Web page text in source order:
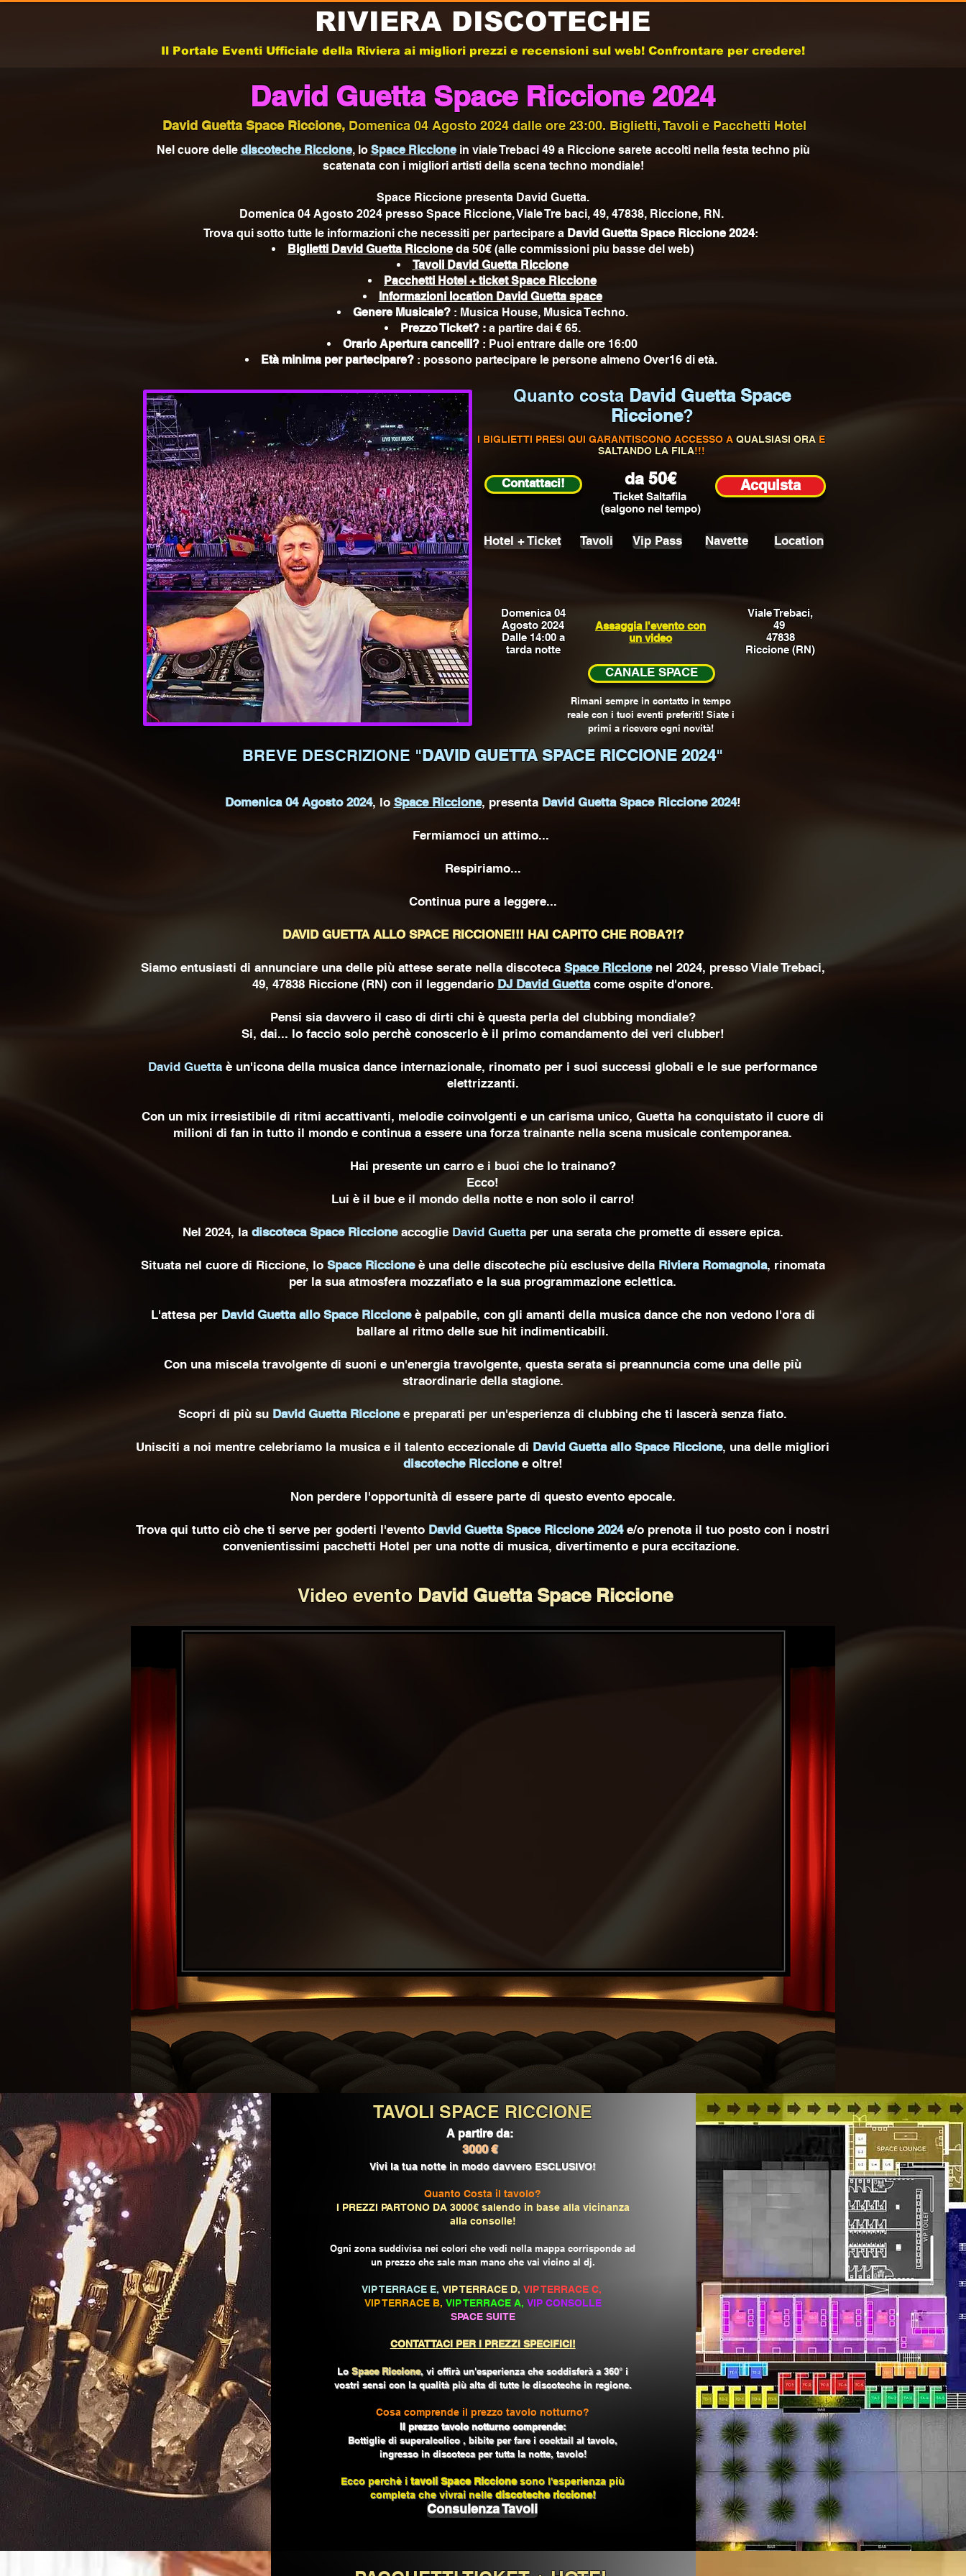
RIVIERA DISCOTECHE
Il Portale Eventi Ufficiale della Riviera ai migliori prezzi e recensioni sul web! Confrontare per credere!
David Guetta Space Riccione 2024
David Guetta Space Riccione, Domenica 04 Agosto 2024 dalle ore 23:00. Biglietti, Tavoli e Pacchetti Hotel
Nel cuore delle discoteche Riccione, lo Space Riccionein viale Trebaci 49 a Riccione sarete accolti nella festa techno più
scatenata con i migliori artisti della scena techno mondiale!
Space Riccione presenta David Guetta.
Domenica 04 Agosto 2024 presso Space Riccione, Viale Tre baci, 49, 47838, Riccione, RN.
Trova qui sotto tutte le informazioni che necessiti per partecipare a David Guetta Space Riccione 2024:
Biglietti David Guetta Riccione da 50€ (alle commissioni piu basse del web)
Tavoli David Guetta Riccione
Pacchetti Hotel + ticket Space Riccione
Informazioni location David Guettaspace
Genere Musicale? : Musica House, Musica Techno.
Prezzo Ticket? :a partire dai € 65.
Orario Apertura cancelli? : Puoi entrare dalle ore 16:00
Età minima per partecipare? : possono partecipare le persone almeno Over16 di età.
Quanto costa David Guetta Space
Riccione?
I BIGLIETTI PRESI QUI GARANTISCONO ACCESSO A QUALSIASI ORA E
SALTANDO LA FILA!!!
Contattaci! da 50€
Ticket Saltafila
(salgono nel tempo)
Acquista
Tavoli
Hotel + Ticket Location
Assaggia l'evento con
un video
Domenica 04
Agosto 2024
Dalle 14:00 a
tarda notte
CANALE SPACE
Rimani sempre in contatto in tempo
reale con i tuoi eventi preferiti! Siate i
primi a ricevere ogni novità!
Viale Trebaci,
49
47838
Riccione (RN)
Vip Pass Navette
BREVE DESCRIZIONE "DAVID GUETTA SPACE RICCIONE 2024"
Domenica 04 Agosto 2024, lo Space Riccione, presenta David Guetta Space Riccione 2024!
Fermiamoci un attimo...
Respiriamo...
Continua pure a leggere...
DAVID GUETTA ALLO SPACE RICCIONE!!! HAI CAPITO CHE ROBA?!?
Siamo entusiasti di annunciare una delle più attese serate nella discoteca Space Riccionenel 2024, presso Viale Trebaci,
49, 47838 Riccione (RN) con il leggendario DJ David Guettacome ospite d'onore.
Pensi sia davvero il caso di dirti chi è questa perla del clubbing mondiale?
Si, dai... lo faccio solo perchè conoscerlo è il primo comandamento dei veri clubber!
David Guetta è un'icona della musica dance internazionale, rinomato per i suoi successi globali e le sue performance
elettrizzanti.
Con un mix irresistibile di ritmi accattivanti, melodie coinvolgenti e un carisma unico, Guetta ha conquistato il cuore di
milioni di fan in tutto il mondo e continua a essere una forza trainante nella scena musicale contemporanea.
Hai presente un carro e i buoi che lo trainano?
Ecco!
Lui è il bue e il mondo della notte e non solo il carro!
Nel 2024, la discoteca Space Riccioneaccoglie David Guettaper una serata che promette di essere epica.
Situata nel cuore di Riccione, lo Space Riccioneè una delle discoteche più esclusive della Riviera Romagnola, rinomata
per la sua atmosfera mozzafiato e la sua programmazione eclettica.
L'attesa per David Guetta allo Space Riccioneè palpabile, con gli amanti della musica dance che non vedono l'ora di
ballare al ritmo delle sue hit indimenticabili.
Con una miscela travolgente di suoni e un'energia travolgente, questa serata si preannuncia come una delle più
straordinarie della stagione.
Scopri di più su David Guetta Riccionee preparati per un'esperienza di clubbing che ti lascerà senza fiato.
Unisciti a noi mentre celebriamo la musica e il talento eccezionale di David Guetta allo Space Riccione, una delle migliori
discoteche Riccionee oltre!
Non perdere l'opportunità di essere parte di questo evento epocale.
Trova qui tutto ciò che ti serve per goderti l'evento David Guetta Space Riccione 2024e/o prenota il tuo posto con i nostri
convenientissimi pacchetti Hotel per una notte di musica, divertimento e pura eccitazione.
Video evento David Guetta Space Riccione
TAVOLI SPACE RICCIONE
A partire da:
3000 €
Vivi la tua notte in modo davvero ESCLUSIVO!
Quanto Costa il tavolo?
I PREZZI PARTONO DA 3000€ salendo in base alla vicinanza
alla consolle!
Ogni zona suddivisa nei colori che vedi nella mappa corrisponde ad
un prezzo che sale man mano che vai vicino al dj.
VIP TERRACE E, VIP TERRACE D, VIP TERRACE C,
VIP TERRACE B, VIP TERRACE A, VIP CONSOLLE
SPACE SUITE
CONTATTACI PER I PREZZI SPECIFICI!
LoSpace Riccione, vi offirà un'esperienza che soddisferà a 360° i
vostri sensi con la qualità più alta di tutte le discoteche in regione.
Cosa comprende il prezzo tavolo notturno?
Il prezzo tavolo notturno comprende:
Bottiglie di superalcolico , bibite per fare i cocktail al tavolo,
ingresso in discoteca per tutta la notte, tavolo!
Ecco perchè itavoli Space Riccionesono l'esperienza più
completa che vivrai nellediscoteche riccione!
Consulenza Tavoli